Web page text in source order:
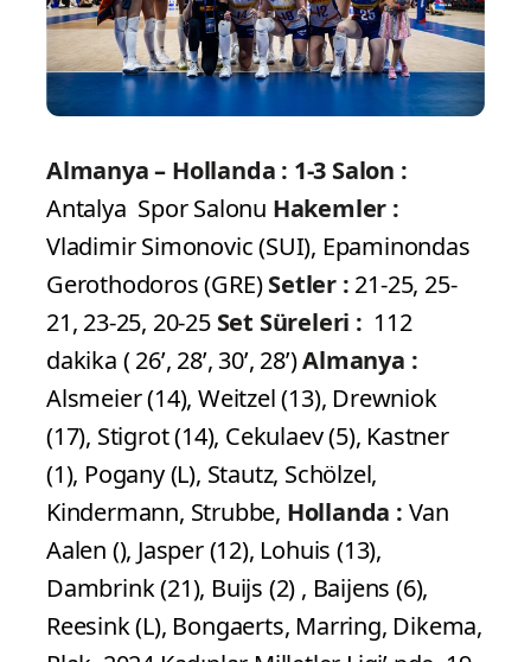
Almanya – Hollanda : 1-3 Salon :
Antalya Spor Salonu Hakemler :
Vladimir Simonovic (SUI), Epaminondas
Gerothodoros (GRE)Setler : 21-25, 25-
21, 23-25, 20-25 Set Süreleri : 112
dakika ( 26’, 28’, 30’, 28’)Almanya :
Alsmeier (14), Weitzel (13), Drewniok
(17), Stigrot (14), Cekulaev (5), Kastner
(1), Pogany (L), Stautz, Schölzel,
Kindermann, Strubbe, Hollanda : Van
Aalen (), Jasper (12), Lohuis (13),
Dambrink (21), Buijs (2) , Baijens (6),
Reesink (L), Bongaerts, Marring, Dikema,